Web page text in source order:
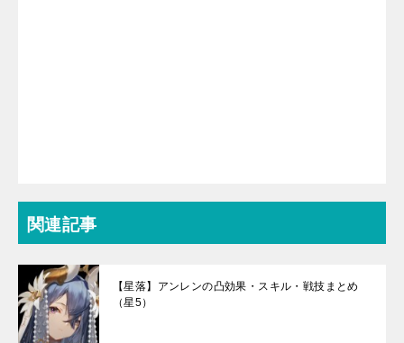
関連記事
【星落】アンレンの凸効果・スキル・戦技まとめ
（星5）